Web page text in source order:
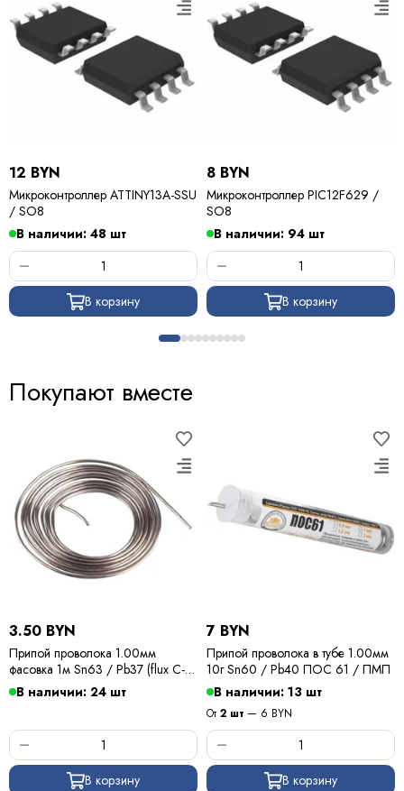
12 BYN
Микроконтроллер ATTINY13A-SSU
/ SO8
В наличии: 48 шт
В корзину
8 BYN
Микроконтроллер PIC12F629 /
SO8
В наличии: 94 шт
В корзину
Покупают вместе
3.50 BYN
Припой проволока 1.00мм
фасовка 1м Sn63 / Pb37 (flux C-6)
ПОС 63 / Kewei
В наличии: 24 шт
В корзину
7 BYN
Припой проволока в тубе 1.00мм
10г Sn60 / Pb40 ПОС 61 / ПМП
В наличии: 13 шт
От2 шт — 6 BYN
В корзину